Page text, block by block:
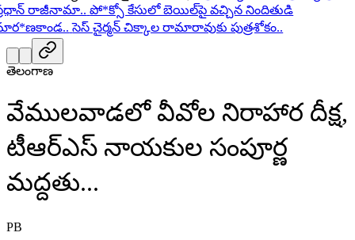
రాజీనామా.. పో*క్సో కేసులో బెయిల్‌పై వచ్చిన నిందితుడి
సెస్ చైర్మన్ చిక్కాల రామారావుకు పుత్రశోకం..
తెలంగాణ
వేములవాడలో వీవోల నిరాహార దీక్ష,
టీఆర్ఎస్ నాయకుల సంపూర్ణ
మద్దతు...
PB